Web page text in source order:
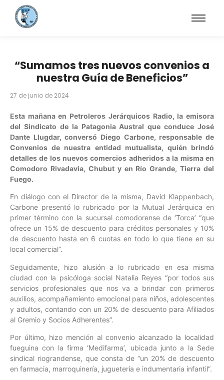
“Sumamos tres nuevos convenios a
nuestra Guía de Beneficios”
27 de junio de 2024
Esta mañana en Petroleros Jerárquicos Radio, la emisora
del Sindicato de la Patagonia Austral que conduce José
Dante Llugdar, conversó Diego Carbone, responsable de
Convenios de nuestra entidad mutualista, quién brindó
detalles de los nuevos comercios adheridos a la misma en
Comodoro Rivadavia, Chubut y en Río Grande, Tierra del
Fuego.
En diálogo con el Director de la misma, David Klappenbach,
Carbone presentó lo rubricado por la Mutual Jerárquica en
primer término con la sucursal comodorense de ‘Torca’ “que
ofrece un 15% de descuento para créditos personales y 10%
de descuento hasta en 6 cuotas en todo lo que tiene en su
local comercial”.
Seguidamente, hizo alusión a lo rubricado en esa misma
ciudad con la psicóloga social Natalia Reyes “por todos sus
servicios profesionales que nos va a brindar con primeros
auxilios, acompañamiento emocional para niños, adolescentes
y adultos, contando con un 20% de descuento para Afiliados
al Gremio y Socios Adherentes”.
Por último, hizo mención al convenio alcanzado la localidad
fueguina con la firma ‘Medifarma’, ubicada junto a la Sede
sindical riograndense, que consta de “un 20% de descuento
en farmacia, marroquinería, juguetería e indumentaria infantil”.